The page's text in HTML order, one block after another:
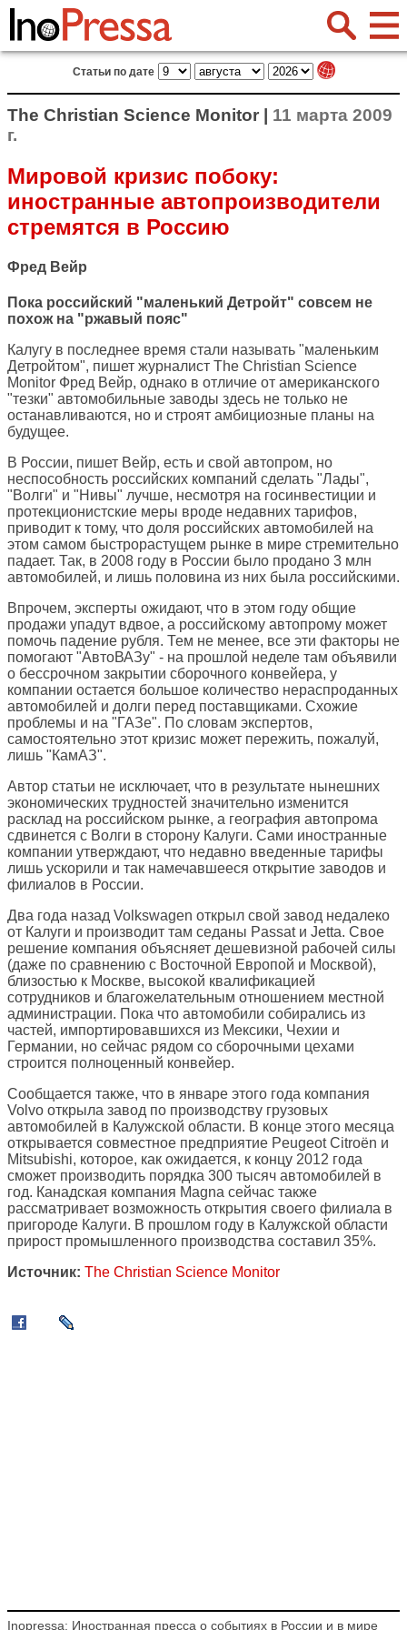
Статьи по дате
The Christian Science Monitor | 11 марта 2009
г.
Мировой кризис побоку:
иностранные автопроизводители
стремятся в Россию
Фред Вейр
Пока российский "маленький Детройт" совсем не
похож на "ржавый пояс"
Калугу в последнее время стали называть "маленьким
Детройтом", пишет журналист The Christian Science
Monitor Фред Вейр, однако в отличие от американского
"тезки" автомобильные заводы здесь не только не
останавливаются, но и строят амбициозные планы на
будущее.
В России, пишет Вейр, есть и свой автопром, но
неспособность российских компаний сделать "Лады",
"Волги" и "Нивы" лучше, несмотря на госинвестиции и
протекционистские меры вроде недавних тарифов,
приводит к тому, что доля российских автомобилей на
этом самом быстрорастущем рынке в мире стремительно
падает. Так, в 2008 году в России было продано 3 млн
автомобилей, и лишь половина из них была российскими.
Впрочем, эксперты ожидают, что в этом году общие
продажи упадут вдвое, а российскому автопрому может
помочь падение рубля. Тем не менее, все эти факторы не
помогают "АвтоВАЗу" - на прошлой неделе там объявили
о бессрочном закрытии сборочного конвейера, у
компании остается большое количество нераспроданных
автомобилей и долги перед поставщиками. Схожие
проблемы и на "ГАЗе". По словам экспертов,
самостоятельно этот кризис может пережить, пожалуй,
лишь "КамАЗ".
Автор статьи не исключает, что в результате нынешних
экономических трудностей значительно изменится
расклад на российском рынке, а география автопрома
сдвинется с Волги в сторону Калуги. Сами иностранные
компании утверждают, что недавно введенные тарифы
лишь ускорили и так намечавшееся открытие заводов и
филиалов в России.
Два года назад Volkswagen открыл свой завод недалеко
от Калуги и производит там седаны Passat и Jetta. Свое
решение компания объясняет дешевизной рабочей силы
(даже по сравнению с Восточной Европой и Москвой),
близостью к Москве, высокой квалификацией
сотрудников и благожелательным отношением местной
администрации. Пока что автомобили собирались из
частей, импортировавшихся из Мексики, Чехии и
Германии, но сейчас рядом со сборочными цехами
строится полноценный конвейер.
Сообщается также, что в январе этого года компания
Volvo открыла завод по производству грузовых
автомобилей в Калужской области. В конце этого месяца
открывается совместное предприятие Peugeot Citroën и
Mitsubishi, которое, как ожидается, к концу 2012 года
сможет производить порядка 300 тысяч автомобилей в
год. Канадская компания Magna сейчас также
рассматривает возможность открытия своего филиала в
пригороде Калуги. В прошлом году в Калужской области
прирост промышленного производства составил 35%.
Источник: The Christian Science Monitor
Inopressa: Иностранная пресса о событиях в России и в мире